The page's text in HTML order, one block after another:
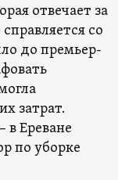
отвечает за
со
до премьер-
затрат.
в Ереване
по уборке